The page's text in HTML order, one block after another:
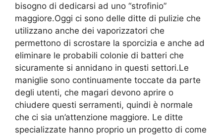
bisogno di dedicarsi ad uno “strofinio”
maggiore.Oggi ci sono delle ditte di pulizie che
utilizzano anche dei vaporizzatori che
permettono di scrostare la sporcizia e anche ad
eliminare le probabili colonie di batteri che
sicuramente si annidano in questi settori.Le
maniglie sono continuamente toccate da parte
degli utenti, che magari devono aprire o
chiudere questi serramenti, quindi è normale
che ci sia un’attenzione maggiore. Le ditte
specializzate hanno proprio un progetto di come